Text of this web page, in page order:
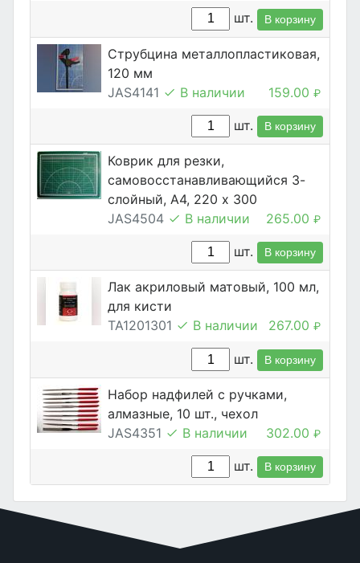
шт. В корзину
Струбцина металлопластиковая,
120 мм
JAS4141
В наличии 159.00 ₽
шт. В корзину
Коврик для резки,
самовосстанавливающийся 3-
слойный, А4, 220 х 300
JAS4504
В наличии 265.00 ₽
шт. В корзину
Лак акриловый матовый, 100 мл,
для кисти
TA1201301
В наличии 267.00 ₽
шт. В корзину
Набор надфилей с ручками,
алмазные, 10 шт., чехол
JAS4351
В наличии 302.00 ₽
шт. В корзину